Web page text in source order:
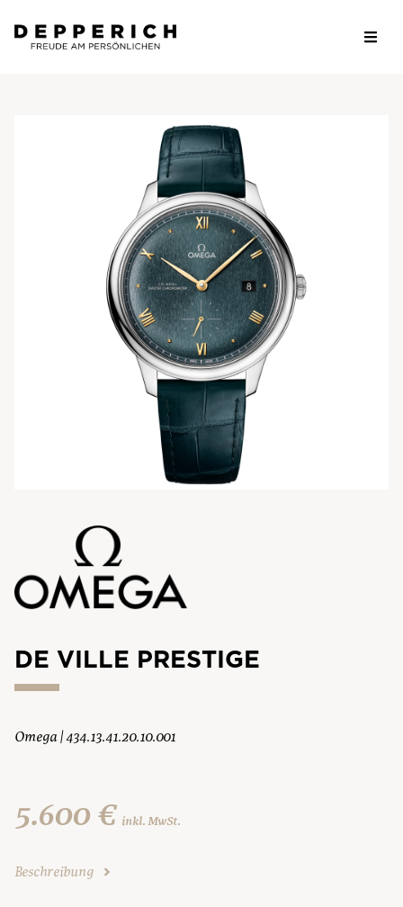
DE VILLE PRESTIGE
Omega | 434.13.41.20.10.001
5.600 € inkl. MwSt.
Beschreibung